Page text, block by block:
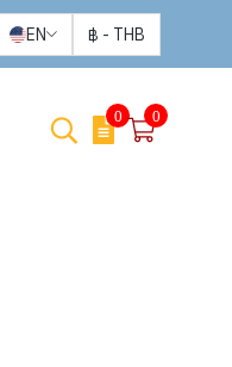
EN ฿ - THB
0 0